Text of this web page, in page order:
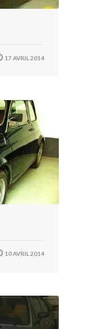
17 AVRIL 2014
10 AVRIL 2014